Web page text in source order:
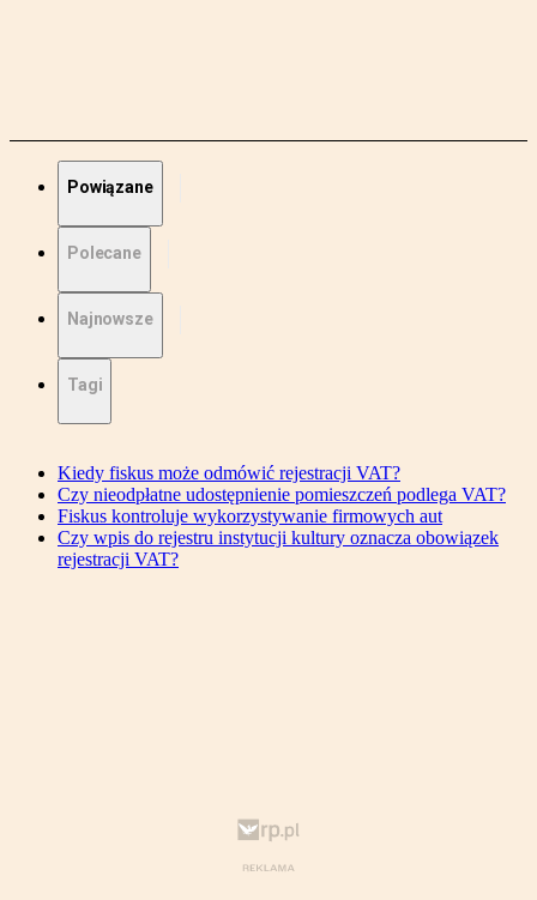
Powiązane
Polecane
Najnowsze
Tagi
Kiedy fiskus może odmówić rejestracji VAT?
Czy nieodpłatne udostępnienie pomieszczeń podlega VAT?
Fiskus kontroluje wykorzystywanie firmowych aut
Czy wpis do rejestru instytucji kultury oznacza obowiązek
rejestracji VAT?